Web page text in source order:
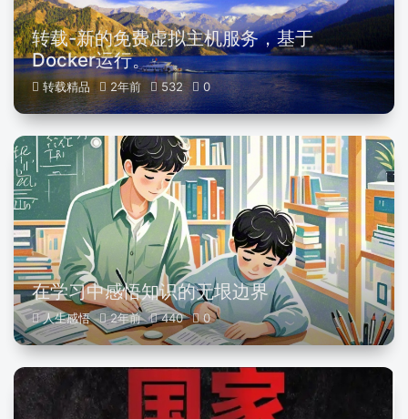
转载-新的免费虚拟主机服务，基于
Docker运行。
转载精品 2年前 532 0
在学习中感悟知识的无垠边界
人生感悟 2年前 440 0